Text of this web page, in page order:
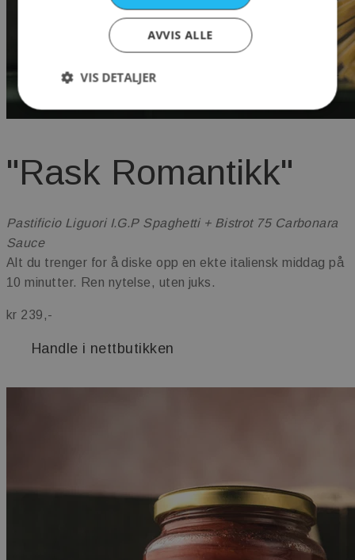
"Rask Romantikk"
Pastificio Liguori I.G.P Spaghetti + Bistrot 75 Carbonara
Sauce
Alt du trenger for å diske opp en ekte italiensk middag på
10 minutter. Ren nytelse, uten juks.
kr 239,-
Handle i nettbutikken
AVVIS ALLE
VIS DETALJER
Funksjonalitet
Ikke klassifisert
brukerinnlogging og kontoadministrasjon.
Nettstedet kan ikke brukes riktig uten strengt
Navn
Forsørger/Domene
_dc_gtm_UA-36529265-1
sessionid_www.maschmanns.no www.maschmanns.no 2
Googles
personvernregler